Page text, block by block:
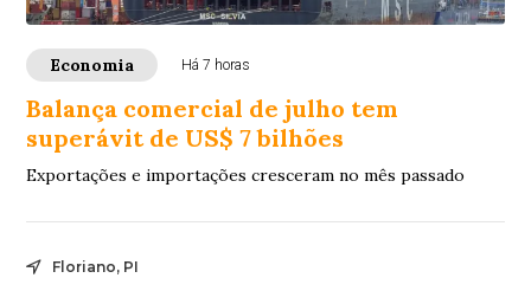
Economia Há 7 horas
Balança comercial de julho tem
superávit de US$ 7 bilhões
Exportações e importações cresceram no mês passado
Floriano, PI